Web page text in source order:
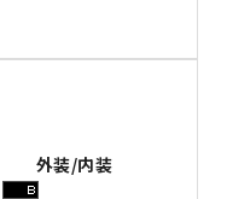
外装/内装